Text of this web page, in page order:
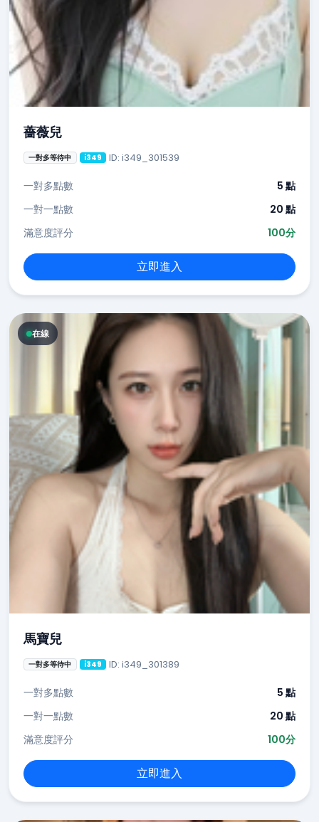
薔薇兒
一對多等待中 i349 ID: i349_301539
一對多點數
5 點
一對一點數
20 點
滿意度評分
100分
立即進入
在線
馬寶兒
一對多等待中 i349 ID: i349_301389
一對多點數
5 點
一對一點數
20 點
滿意度評分
100分
立即進入